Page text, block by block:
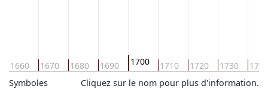
1660 1670 1680 1690 1700 1710 1720 1730 1740
Cliquez sur le nom pour plus d'information.
Symboles